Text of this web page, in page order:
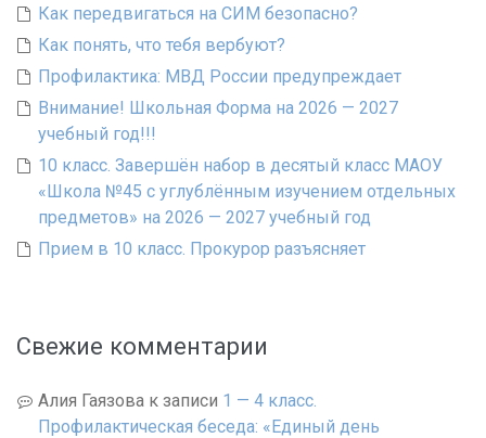
Как передвигаться на СИМ безопасно?
Как понять, что тебя вербуют?
Профилактика: МВД России предупреждает
Внимание! Школьная Форма на 2026 — 2027
учебный год!!!
10 класс. Завершён набор в десятый класс МАОУ
«Школа №45 с углублённым изучением отдельных
предметов» на 2026 — 2027 учебный год
Прием в 10 класс. Прокурор разъясняет
Свежие комментарии
Алия Гаязова к записи 1 — 4 класс.
Профилактическая беседа: «Единый день